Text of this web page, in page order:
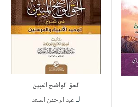
الحق الواضح المبين
لـعبد الرحمن السعد